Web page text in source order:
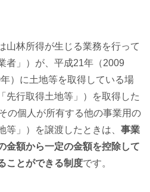
山林所得が生じる業務を行って
者」）が、平成21年（2009
）に土地等を取得している場
先行取得土地等」）を取得した
の個人が所有する他の事業用の
」）を譲渡したときは、 事業
金額から一定の金額を控除して
ことができる制度です。